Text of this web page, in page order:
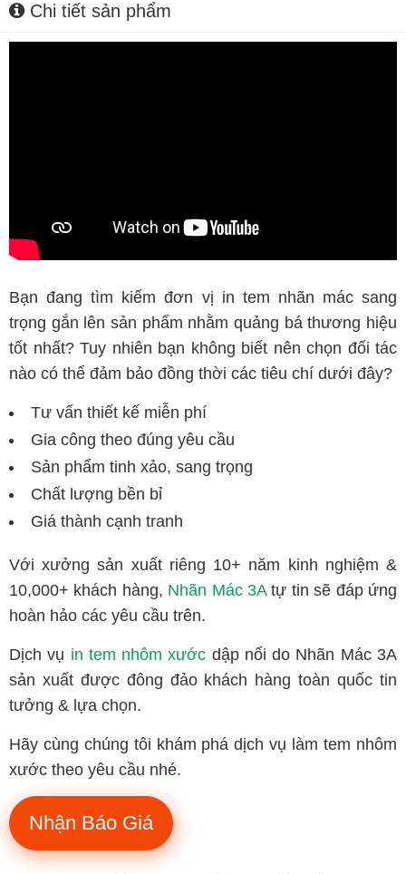
Chi tiết sản phẩm
Bạn đang tìm kiếm đơn vị in tem nhãn mác sang
trọng gắn lên sản phẩm nhằm quảng bá thương hiệu
tốt nhất? Tuy nhiên bạn không biết nên chọn đối tác
nào có thể đảm bảo đồng thời các tiêu chí dưới đây?
Tư vấn thiết kế miễn phí
Gia công theo đúng yêu cầu
Sản phẩm tinh xảo, sang trọng
Chất lượng bền bỉ
Giá thành cạnh tranh
Với xưởng sản xuất riêng 10+ năm kinh nghiệm &
10,000+ khách hàng, Nhãn Mác 3Atự tin sẽ đáp ứng
hoàn hảo các yêu cầu trên.
Dịch vụ in tem nhôm xước dập nổi do Nhãn Mác 3A
sản xuất được đông đảo khách hàng toàn quốc tin
tưởng & lựa chọn.
Hãy cùng chúng tôi khám phá dịch vụ làm tem nhôm
xước theo yêu cầu nhé.
Nhận Báo Giá